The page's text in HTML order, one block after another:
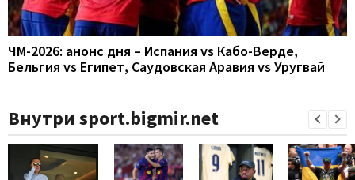
ЧМ-2026: анонс дня – Испания vs Кабо-Верде,
Бельгия vs Египет, Саудовская Аравия vs Уругвай
Внутри sport.bigmir.net